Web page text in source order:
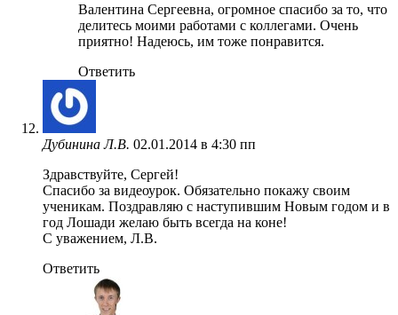
Валентина Сергеевна, огромное спасибо за то, что
делитесь моими работами с коллегами. Очень
приятно! Надеюсь, им тоже понравится.
Ответить
Дубинина Л.В. 02.01.2014 в 4:30 пп
Здравствуйте, Сергей!
Спасибо за видеоурок. Обязательно покажу своим
ученикам. Поздравляю с наступившим Новым годом и в
год Лошади желаю быть всегда на коне!
С уважением, Л.В.
Ответить